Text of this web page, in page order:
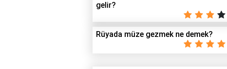
gelir?
Rüyada müze gezmek ne demek?